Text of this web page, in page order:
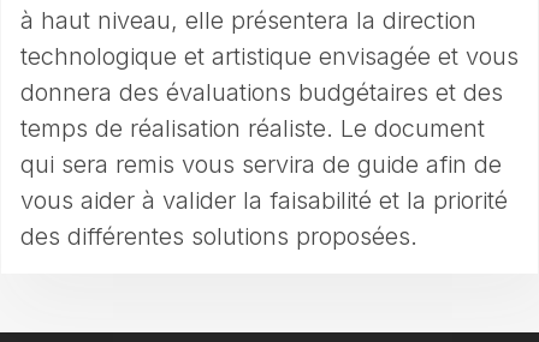
à haut niveau, elle présentera la direction
technologique et artistique envisagée et vous
donnera des évaluations budgétaires et des
temps de réalisation réaliste. Le document
qui sera remis vous servira de guide afin de
vous aider à valider la faisabilité et la priorité
des différentes solutions proposées.